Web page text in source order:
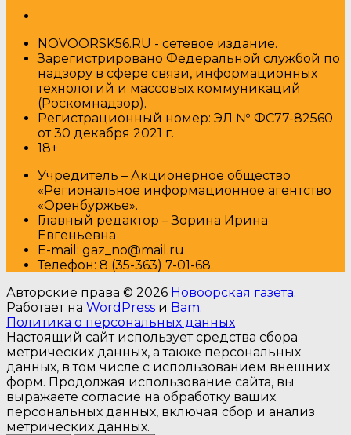
NOVOORSK56.RU - сетевое издание.
Зарегистрировано Федеральной службой по
надзору в сфере связи, информационных
технологий и массовых коммуникаций
(Роскомнадзор).
Регистрационный номер: ЭЛ № ФС77-82560
от 30 декабря 2021 г.
18+
Учредитель – Акционерное общество
«Региональное информационное агентство
«Оренбуржье».
Главный редактор – Зорина Ирина
Евгеньевна
E-mail: gaz_no@mail.ru
Телефон: 8 (35-363) 7-01-68.
Авторские права © 2026 Новоорская газета.
Работает на WordPress и Bam.
Политика о персональных данных
Настоящий сайт использует средства сбора
метрических данных, а также персональных
данных, в том числе с использованием внешних
форм. Продолжая использование сайта, вы
выражаете согласие на обработку ваших
персональных данных, включая сбор и анализ
метрических данных.